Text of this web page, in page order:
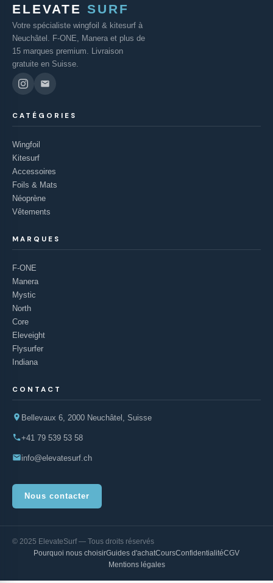
ELEVATE SURF
Votre spécialiste wingfoil & kitesurf à
Neuchâtel. F-ONE, Manera et plus de
15 marques premium. Livraison
gratuite en Suisse.
CATÉGORIES
Wingfoil
Kitesurf
Accessoires
Foils & Mats
Néoprène
Vêtements
MARQUES
F-ONE
Manera
Mystic
North
Core
Eleveight
Flysurfer
Indiana
CONTACT
Bellevaux 6, 2000 Neuchâtel, Suisse
+41 79 539 53 58
info@elevatesurf.ch
Nous contacter
© 2025 ElevateSurf — Tous droits réservés
Pourquoi nous choisirGuides d'achatCoursConfidentialitéCGV
Mentions légales